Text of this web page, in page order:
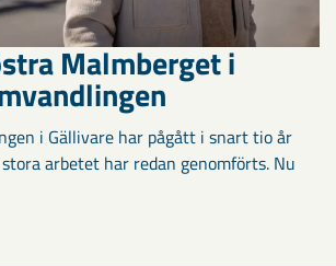
Malmberget i
i Gällivare har pågått i snart tio år
arbetet har redan genomförts. Nu